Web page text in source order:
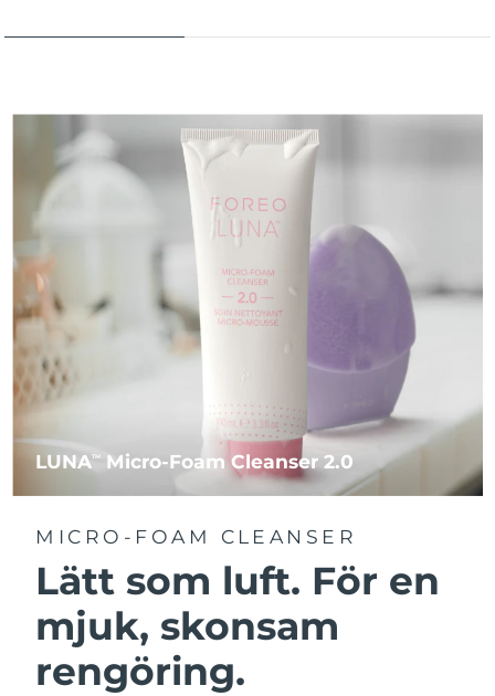
LUNATM Micro-Foam Cleanser 2.0
MICRO-FOAM CLEANSER
Lätt som luft. För en
mjuk, skonsam
rengöring.